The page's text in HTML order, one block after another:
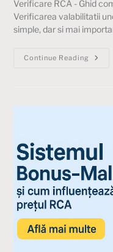
Verificare RCA - Ghid
Verificarea valabilitatii
simple, dar si mai
Continue Reading